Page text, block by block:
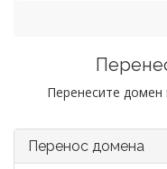
Перенесите домен
Перенос домена